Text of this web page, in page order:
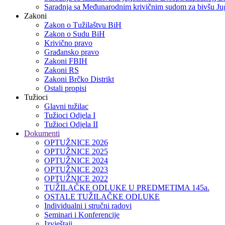
Saradnja sa Međunarodnim krivičnim sudom za bivšu
Zakoni
Zakon o Тužilaštvu BiH
Zakon o Sudu BiH
Krivično pravo
Građansko pravo
Zakoni FBIH
Zakoni RS
Zakoni Brčko Distrikt
Ostali propisi
Tužioci
Glavni tužilac
Tužioci Odjela I
Tužioci Odjela II
Dokumenti
OPTUŽNICE 2026
OPTUŽNICE 2025
OPTUŽNICE 2024
OPTUŽNICE 2023
OPTUŽNICE 2022
TUŽILAČKE ODLUKE U PREDMETIMA 145a.
OSTALE TUŽILAČKE ODLUKE
Individualni i stručni radovi
Seminari i Konferencije